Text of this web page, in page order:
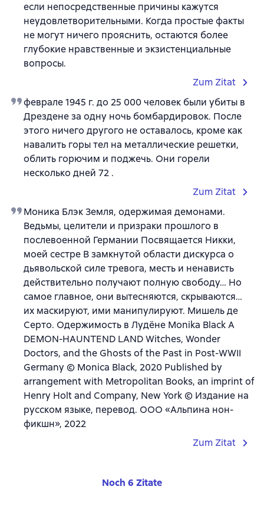
если непосредственные причины кажутся
неудовлетворительными. Когда простые факты
не могут ничего прояснить, остаются более
глубокие нравственные и экзистенциальные
вопросы.
Zum Zitat
феврале 1945 г. до 25 000 человек были убиты в
Дрездене за одну ночь бомбардировок. После
этого ничего другого не оставалось, кроме как
навалить горы тел на металлические решетки,
облить горючим и поджечь. Они горели
несколько дней 72 .
Zum Zitat
Моника Блэк Земля, одержимая демонами.
Ведьмы, целители и призраки прошлого в
послевоенной Германии Посвящается Никки,
моей сестре В замкнутой области дискурса о
дьявольской силе тревога, месть и ненависть
действительно получают полную свободу… Но
самое главное, они вытесняются, скрываются…
их маскируют, ими манипулируют. Мишель де
Серто. Одержимость в Лудёне Monika Black A
DEMON-HAUNTEND LAND Witches, Wonder
Doctors, and the Ghosts of the Past in Post-WWII
Germany © Monica Black, 2020 Published by
arrangement with Metropolitan Books, an imprint of
Henry Holt and Company, New York © Издание на
русском языке, перевод. ООО «Альпина нон-
фикшн», 2022
Zum Zitat
Noch 6 Zitate